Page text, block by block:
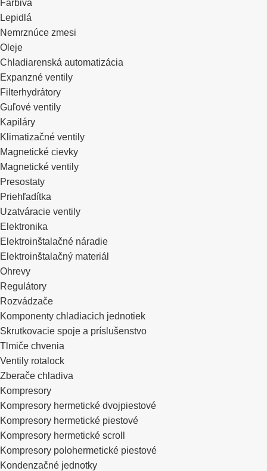
Farbivá
Lepidlá
Nemrznúce zmesi
Oleje
Chladiarenská automatizácia
Expanzné ventily
Filterhydrátory
Guľové ventily
Kapiláry
Klimatizačné ventily
Magnetické cievky
Magnetické ventily
Presostaty
Priehľadítka
Uzatváracie ventily
Elektronika
Elektroinštalačné náradie
Elektroinštalačný materiál
Ohrevy
Regulátory
Rozvádzače
Komponenty chladiacich jednotiek
Skrutkovacie spoje a príslušenstvo
Tlmiče chvenia
Ventily rotalock
Zberače chladiva
Kompresory
Kompresory hermetické dvojpiestové
Kompresory hermetické piestové
Kompresory hermetické scroll
Kompresory polohermetické piestové
Kondenzačné jednotky